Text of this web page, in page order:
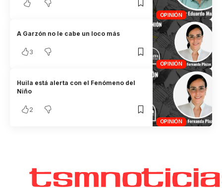
OPINIÓN
OPINIÓN
A Garzón no le cabe un loco más
3
OPINIÓN
Huila está alerta con el Fenómeno del
Niño
2